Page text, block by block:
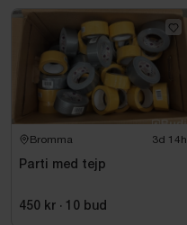
Bromma 3d 14h
Parti med tejp
450 kr · 10 bud